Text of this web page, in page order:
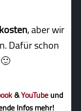
, aber wir
Dafür schon
&YouTubeund
Infos mehr!